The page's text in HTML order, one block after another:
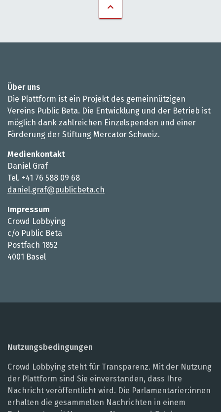
Über uns
Die Plattform ist ein Projekt des gemeinnützigen
Vereins Public Beta. Die Entwicklung und der Betrieb ist
möglich dank zahlreichen Einzelspenden und einer
Förderung der Stiftung Mercator Schweiz.
Medienkontakt
Daniel Graf
Tel. +41 76 588 09 68
daniel.graf@publicbeta.ch
Impressum
Crowd Lobbying
c/o Public Beta
Postfach 1852
4001 Basel
Nutzungsbedingungen
Crowd Lobbying steht für Transparenz. Mit der Nutzung
der Plattform sind Sie einverstanden, dass Ihre
Nachricht veröffentlicht wird. Die Parlamentarier:innen
erhalten die gesammelten Nachrichten in einem